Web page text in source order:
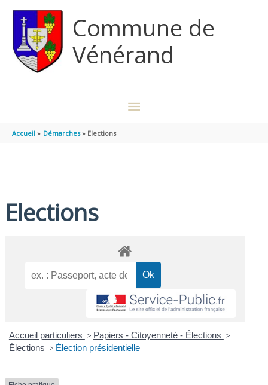
Commune de
Vénérand
MENU
Accueil Démarches Elections
Elections
Accueil particuliers > Papiers - Citoyenneté - Élections >
Élections > Élection présidentielle